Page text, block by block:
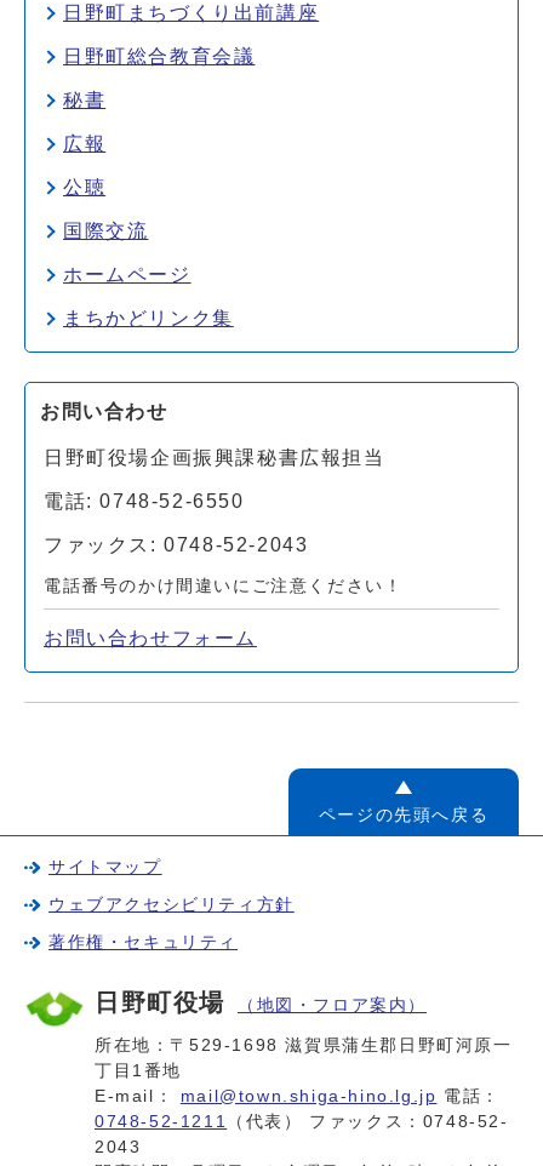
日野町まちづくり出前講座
日野町総合教育会議
秘書
広報
公聴
国際交流
ホームページ
まちかどリンク集
お問い合わせ
日野町役場企画振興課秘書広報担当
電話: 0748-52-6550
ファックス: 0748-52-2043
電話番号のかけ間違いにご注意ください！
お問い合わせフォーム
ページの先頭へ戻る
サイトマップ
ウェブアクセシビリティ方針
著作権・セキュリティ
日野町役場 （地図・フロア案内）
所在地：〒529-1698 滋賀県蒲生郡日野町河原一
丁目1番地
E-mail： mail@town.shiga-hino.lg.jp 電話：
0748-52-1211
（代表） ファックス：0748-52-
2043